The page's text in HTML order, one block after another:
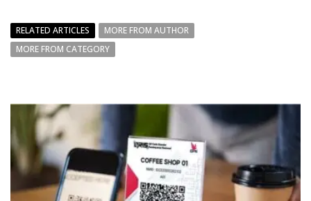
RELATED ARTICLES
MORE FROM AUTHOR
MORE FROM CATEGORY